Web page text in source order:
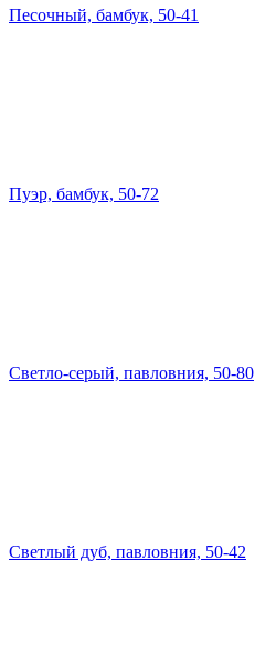
Песочный, бамбук, 50-41
Пуэр, бамбук, 50-72
Светло-серый, павловния, 50-80
Светлый дуб, павловния, 50-42